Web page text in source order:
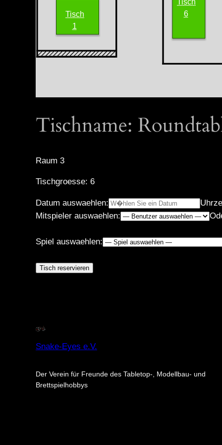
Tisch
1
6
Tischname:
Raum 3
Tischgroesse: 6
Datum auswaehlen:
Mitspieler auswaehlen:
Spiel auswaehlen:
Snake-Eyes e.V.
Der Verein für Freunde des Tabletop-, Modellbau- und
Brettspielhobbys